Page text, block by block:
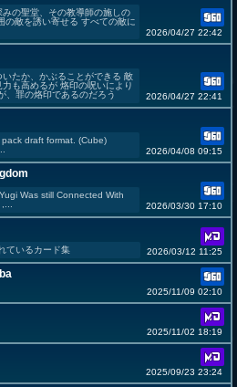
の聖堂、その教導師の施しの
の敵を誘い寄せる すべての敵に
2026/04/27 22:42
たか、かぶることができる 敵
も高めるが 烙印の呪いにより
、罪の烙印であるのだろう
2026/04/27 22:41
draft format. (Cube)
2026/04/08 09:15
Was still Connected With
2026/03/30 17:10
ているカード集 2026/03/12 11:25
2025/11/09 02:10
2025/11/02 18:19
2025/09/23 23:24